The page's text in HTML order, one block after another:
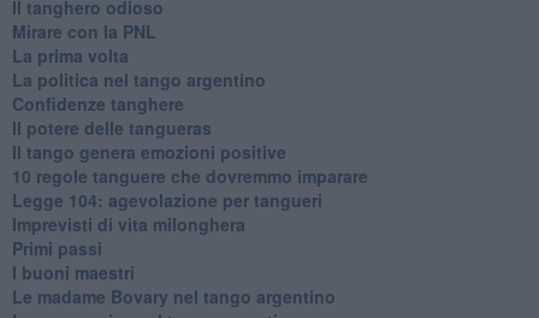
Il tanghero odioso
Mirare con la PNL
La prima volta
La politica nel tango argentino
Confidenze tanghere
Il potere delle tangueras
Il tango genera emozioni positive
10 regole tanguere che dovremmo imparare
Legge 104: agevolazione per tangueri
Imprevisti di vita milonghera
Primi passi
I buoni maestri
Le madame Bovary nel tango argentino